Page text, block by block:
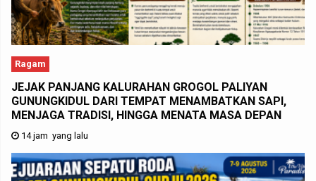
Ragam
JEJAK PANJANG KALURAHAN GROGOL PALIYAN
GUNUNGKIDUL DARI TEMPAT MENAMBATKAN SAPI,
MENJAGA TRADISI, HINGGA MENATA MASA DEPAN
14 jam yang lalu